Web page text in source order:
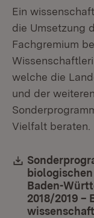
Ein
die Umsetzung
Fachgremium
welche die
und der
Vielfalt beraten.
Download:
Baden-
2018/2019 –